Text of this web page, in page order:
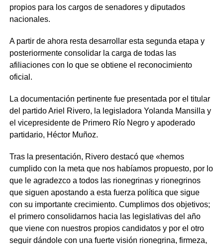
propios para los cargos de senadores y diputados
nacionales.
A partir de ahora resta desarrollar esta segunda etapa y
posteriormente consolidar la carga de todas las
afiliaciones con lo que se obtiene el reconocimiento
oficial.
La documentación pertinente fue presentada por el titular
del partido Ariel Rivero, la legisladora Yolanda Mansilla y
el vicepresidente de Primero Río Negro y apoderado
partidario, Héctor Muñoz.
Tras la presentación, Rivero destacó que «hemos
cumplido con la meta que nos habíamos propuesto, por lo
que le agradezco a todos las rionegrinas y rionegrinos
que siguen apostando a esta fuerza política que sigue
con su importante crecimiento. Cumplimos dos objetivos;
el primero consolidarnos hacia las legislativas del año
que viene con nuestros propios candidatos y por el otro
seguir dándole con una fuerte visión rionegrina, firmeza,